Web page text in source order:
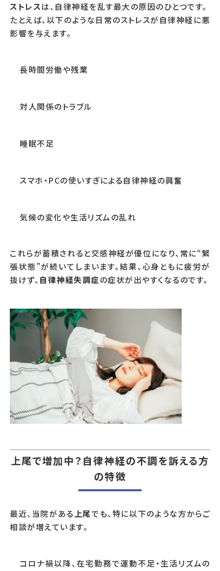
ストレスは、自律神経を乱す最大の原因のひとつです。
たとえば、以下のような日常のストレスが自律神経に悪
影響を与えます。
長時間労働や残業
対人関係のトラブル
睡眠不足
スマホ・PCの使いすぎによる自律神経の興奮
気候の変化や生活リズムの乱れ
これらが蓄積されると交感神経が優位になり、常に“緊
張状態”が続いてしまいます。結果、心身ともに疲労が
抜けず、 自律神経失調症の症状が出やすくなるのです。
上尾で増加中？自律神経の不調を訴える方
の特徴
最近、当院がある上尾でも、特に以下のような方からご
相談が増えています。
コロナ禍以降、在宅勤務で運動不足・生活リズムの